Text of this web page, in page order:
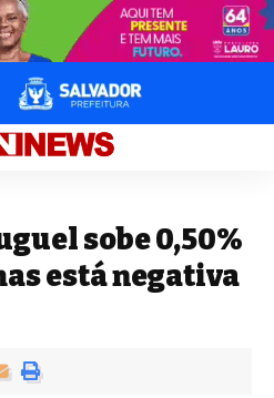
sobe 0,50%
está negativa